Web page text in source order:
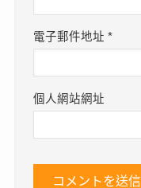
電子郵件地址*
個人網站網址